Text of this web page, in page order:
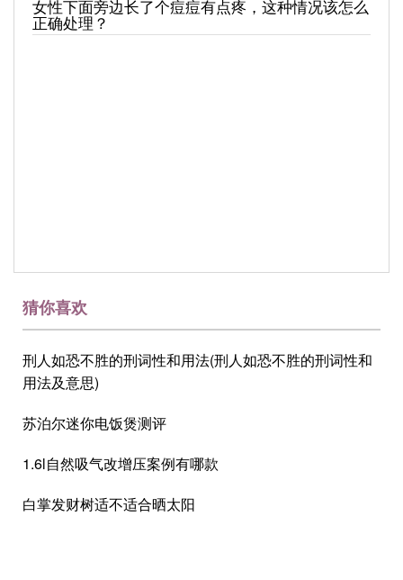
女性下面旁边长了个痘痘有点疼，这种情况该怎么
正确处理？
猜你喜欢
刑人如恐不胜的刑词性和用法(刑人如恐不胜的刑词性和
用法及意思)
苏泊尔迷你电饭煲测评
1.6l自然吸气改增压案例有哪款
白掌发财树适不适合晒太阳